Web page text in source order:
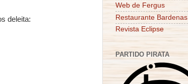
deleita:
Web de Fergus
Restaurante Bardenas
Revista Eclipse
PARTIDO PIRATA